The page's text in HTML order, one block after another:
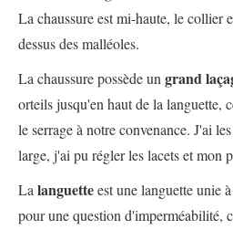
La chaussure est mi-haute, le collier
dessus des malléoles.
La chaussure possède ungrand
orteils jusqu'en haut de la languette,
le serrage à notre convenance. J'ai
large, j'ai pu régler les lacets et mon
Lalanguetteest une languette unie
pour une question d'imperméabilité,